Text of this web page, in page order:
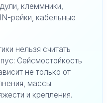
клеммники,
рейки, кабельные
нельзя считать
Сейсмостойкость
не только от
массы
и крепления.